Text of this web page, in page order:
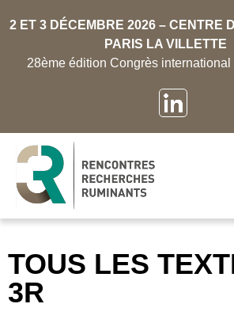
2 ET 3 DÉCEMBRE 2026 – CENTRE
PARIS LA VILLETTE
28ème édition Congrès
TOUS LES
3R